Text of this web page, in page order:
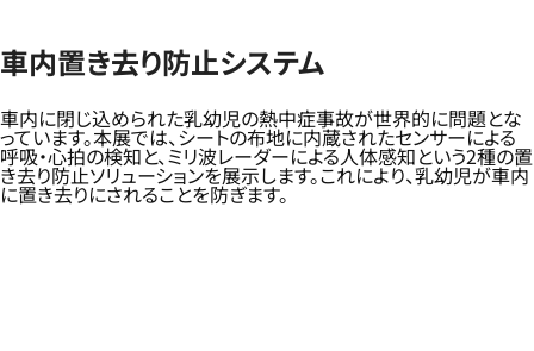
車内置き去り防止システム
車内に閉じ込められた乳幼児の熱中症事故が世界的に問題とな
っています。本展では、シートの布地に内蔵されたセンサーによる
呼吸・心拍の検知と、ミリ波レーダーによる人体感知という2種の置
き去り防止ソリューションを展示します。これにより、乳幼児が車内
に置き去りにされることを防ぎます。